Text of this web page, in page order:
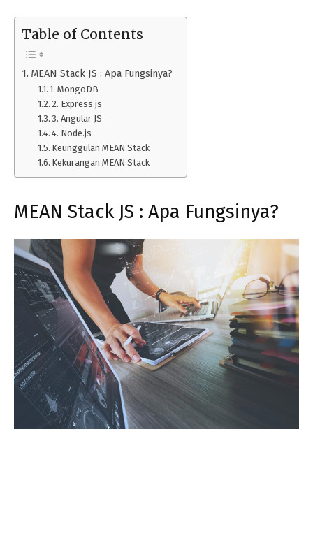
Table of Contents
MEAN Stack JS : Apa Fungsinya?
1. MongoDB
2. Express.js
3. Angular JS
4. Node.js
Keunggulan MEAN Stack
Kekurangan MEAN Stack
MEAN Stack JS : Apa Fungsinya?